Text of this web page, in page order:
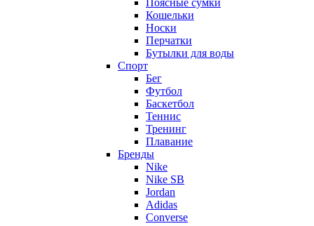
Кошельки
Носки
Перчатки
Бутылки для воды
Спорт
Бег
Футбол
Баскетбол
Теннис
Тренинг
Плавание
Бренды
Nike
Nike SB
Jordan
Adidas
Converse